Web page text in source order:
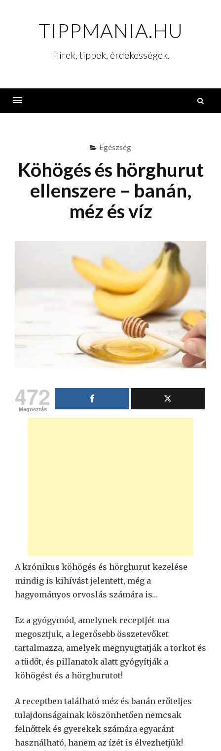
TIPPMANIA.HU
Hírek, tippek, érdekességek.
Egészség
Köhögés és hörghurut
ellenszere – banán,
méz és víz
472
Megosztás
A krónikus köhögés és hörghurut kezelése
mindig is kihívást jelentett, még a
hagyományos orvoslás számára is…
Ez a gyógymód, amelynek receptjét ma
megosztjuk, a legerősebb összetevőket
tartalmazza, amelyek megnyugtatják a torkot és
a tüdőt, és pillanatok alatt gyógyítják a
köhögést és a hörghurutot!
A receptben található méz és banán erőteljes
tulajdonságainak köszönhetően nemcsak
felnőttek és gyerekek számára egyaránt
használható, hanem az ízét is élvezhetjük!